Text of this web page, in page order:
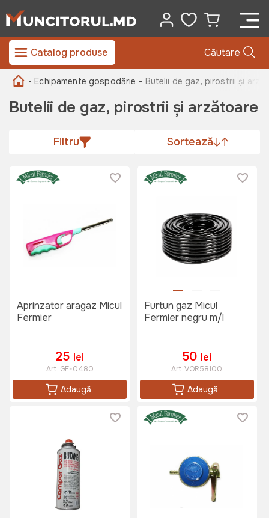
Catalog produse Căutare
- Echipamente gospodărie - Butelii de gaz, pirostrii și
Butelii de gaz, pirostrii și arzătoare
Filtru Sortează
Aprinzator aragaz Micul
Fermier
25 lei
Art: GF-0480
Adaugă
Furtun gaz Micul
Fermier negru m/l
50 lei
Art:VOR58100
Adaugă